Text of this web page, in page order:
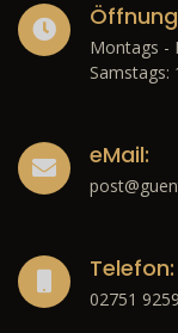
Montags -
Samstags:
eMail:
Telefon:
02751